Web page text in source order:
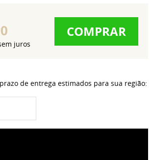
juros
COMPRAR
de entrega estimados para sua região: